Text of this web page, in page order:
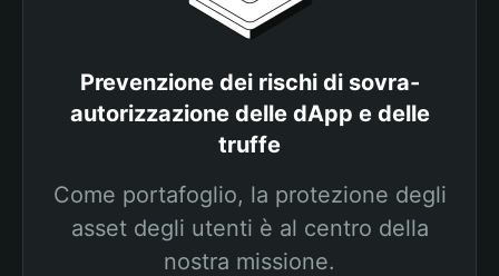
Prevenzione dei rischi di sovra-
autorizzazione delle dApp e delle
truffe
Come portafoglio, la protezione degli
asset degli utenti è al centro della
nostra missione.